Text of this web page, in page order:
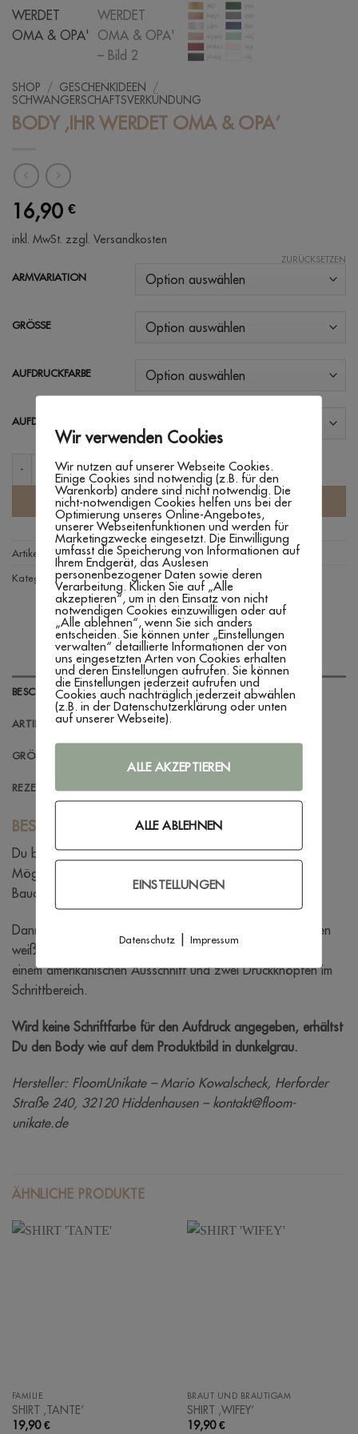
SHOP / GESCHENKIDEEN /
SCHWANGERSCHAFTSVERKÜNDUNG
BODY ‚IHR WERDET OMA & OPA‘
16,90 €
inkl. MwSt. zzgl. Versandkosten
ARMVARIATION
GRÖSSE
AUFDRUCKFARBE
AUFDRUCKFARBE HERZ
ZURÜCKSETZEN
BODY 'IHR WERDET OMA & OPA' Menge
IN DEN WARENKORB
Artikelnummer:n. v.
Kategorien:Babybody's,Schwangerschaftsverkündung,
BESCHREIBUNG
ARTIKELINFORMATIONEN
GRÖSSENBERATUNG
REZENSIONEN (1)
BESCHREIBUNG
Du bist auf der Suche nach einer außergewöhnlichen
Möglichkeit, den werdenden Großeltern von dem kleinen
Bauchbewohner zu erzählen?
Dann ist dieser Body genau das Richtige! Du erhältst einen
weißen Body, wahlweise mit langem- oder kurzem Arm,
einem amerikanischen Ausschnitt und zwei Druckknöpfen im
Schrittbereich.
Wird keine Schriftfarbe für den Aufdruck angegeben, erhältst
Du den Body wie auf dem Produktbild in dunkelgrau.
Hersteller: FloomUnikate – Mario Kowalscheck, Herforder
Straße 240, 32120 Hiddenhausen – kontakt@floom-
unikate.de
ÄHNLICHE PRODUKTE
FAMILIE
SHIRT ‚TANTE‘
19,90€
BRAUT UND BRÄUTIGAM
SHIRT ‚WIFEY‘
19,90€
Wir verwenden Cookies
Wir nutzen auf unserer Webseite Cookies.
Einige Cookies sind notwendig (z.B. für den
Warenkorb) andere sind nicht notwendig. Die
nicht-notwendigen Cookies helfen uns bei der
Optimierung unseres Online-Angebotes,
unserer Webseitenfunktionen und werden für
Marketingzwecke eingesetzt. Die Einwilligung
umfasst die Speicherung von Informationen auf
Ihrem Endgerät, das Auslesen
personenbezogener Daten sowie deren
Verarbeitung. Klicken Sie auf „Alle
akzeptieren“, um in den Einsatz von nicht
notwendigen Cookies einzuwilligen oder auf
„Alle ablehnen“, wenn Sie sich anders
entscheiden. Sie können unter „Einstellungen
verwalten“ detaillierte Informationen der von
uns eingesetzten Arten von Cookies erhalten
und deren Einstellungen aufrufen. Sie können
die Einstellungen jederzeit aufrufen und
Cookies auch nachträglich jederzeit abwählen
(z.B. in der Datenschutzerklärung oder unten
auf unserer Webseite).
ALLE AKZEPTIEREN
ALLE ABLEHNEN
EINSTELLUNGEN
Datenschutz| Impressum